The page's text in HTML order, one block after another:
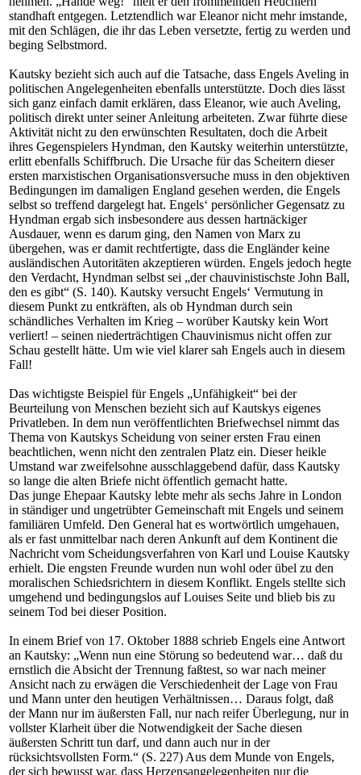
standhaft entgegen. Letztendlich war Eleanor nicht mehr imstande,
mit den Schlägen, die ihr das Leben versetzte, fertig zu werden und
beging Selbstmord.
Kautsky bezieht sich auch auf die Tatsache, dass Engels Aveling in
politischen Angelegenheiten ebenfalls unterstützte. Doch dies lässt
sich ganz einfach damit erklären, dass Eleanor, wie auch Aveling,
politisch direkt unter seiner Anleitung arbeiteten. Zwar führte diese
Aktivität nicht zu den erwünschten Resultaten, doch die Arbeit
ihres Gegenspielers Hyndman, den Kautsky weiterhin unterstützte,
erlitt ebenfalls Schiffbruch. Die Ursache für das Scheitern dieser
ersten marxistischen Organisationsversuche muss in den objektiven
Bedingungen im damaligen England gesehen werden, die Engels
selbst so treffend dargelegt hat. Engels‘ persönlicher Gegensatz zu
Hyndman ergab sich insbesondere aus dessen hartnäckiger
Ausdauer, wenn es darum ging, den Namen von Marx zu
übergehen, was er damit rechtfertigte, dass die Engländer keine
ausländischen Autoritäten akzeptieren würden. Engels jedoch hegte
den Verdacht, Hyndman selbst sei „der chauvinistischste John Ball,
den es gibt“ (S. 140). Kautsky versucht Engels‘ Vermutung in
diesem Punkt zu entkräften, als ob Hyndman durch sein
schändliches Verhalten im Krieg – worüber Kautsky kein Wort
verliert! – seinen niederträchtigen Chauvinismus nicht offen zur
Schau gestellt hätte. Um wie viel klarer sah Engels auch in diesem
Fall!
Das wichtigste Beispiel für Engels „Unfähigkeit“ bei der
Beurteilung von Menschen bezieht sich auf Kautskys eigenes
Privatleben. In dem nun veröffentlichten Briefwechsel nimmt das
Thema von Kautskys Scheidung von seiner ersten Frau einen
beachtlichen, wenn nicht den zentralen Platz ein. Dieser heikle
Umstand war zweifelsohne ausschlaggebend dafür, dass Kautsky
so lange die alten Briefe nicht öffentlich gemacht hatte.
Das junge Ehepaar Kautsky lebte mehr als sechs Jahre in London
in ständiger und ungetrübter Gemeinschaft mit Engels und seinem
familiären Umfeld. Den General hat es wortwörtlich umgehauen,
als er fast unmittelbar nach deren Ankunft auf dem Kontinent die
Nachricht vom Scheidungsverfahren von Karl und Louise Kautsky
erhielt. Die engsten Freunde wurden nun wohl oder übel zu den
moralischen Schiedsrichtern in diesem Konflikt. Engels stellte sich
umgehend und bedingungslos auf Louises Seite und blieb bis zu
seinem Tod bei dieser Position.
In einem Brief von 17. Oktober 1888 schrieb Engels eine Antwort
an Kautsky: „Wenn nun eine Störung so bedeutend war… daß du
ernstlich die Absicht der Trennung faßtest, so war nach meiner
Ansicht nach zu erwägen die Verschiedenheit der Lage von Frau
und Mann unter den heutigen Verhältnissen… Daraus folgt, daß
der Mann nur im äußersten Fall, nur nach reifer Überlegung, nur in
vollster Klarheit über die Notwendigkeit der Sache diesen
äußersten Schritt tun darf, und dann auch nur in der
rücksichtsvollsten Form.“ (S. 227) Aus dem Munde von Engels,
der sich bewusst war, dass Herzensangelegenheiten nur die